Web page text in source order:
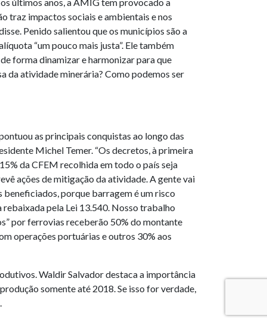
traz impactos sociais e ambientais e nos
Penido salientou que os municípios são a
“um pouco mais justa”. Ele também
forma dinamizar e harmonizar para que
da atividade minerária? Como podemos ser
as principais conquistas ao longo das
Michel Temer. “Os decretos, à primeira
da CFEM recolhida em todo o país seja
ações de mitigação da atividade. A gente vai
porque barragem é um risco
pela Lei 13.540. Nosso trabalho
por ferrovias receberão 50% do montante
operações portuárias e outros 30% aos
Waldir Salvador destaca a importância
somente até 2018. Se isso for verdade,